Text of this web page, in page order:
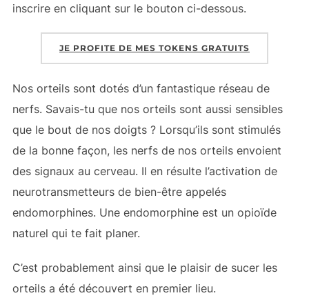
inscrire en cliquant sur le bouton ci-dessous.
JE PROFITE DE MES TOKENS GRATUITS
Nos orteils sont dotés d’un fantastique réseau de
nerfs. Savais-tu que nos orteils sont aussi sensibles
que le bout de nos doigts ? Lorsqu’ils sont stimulés
de la bonne façon, les nerfs de nos orteils envoient
des signaux au cerveau. Il en résulte l’activation de
neurotransmetteurs de bien-être appelés
endomorphines. Une endomorphine est un opioïde
naturel qui te fait planer.
C’est probablement ainsi que le plaisir de sucer les
orteils a été découvert en premier lieu.